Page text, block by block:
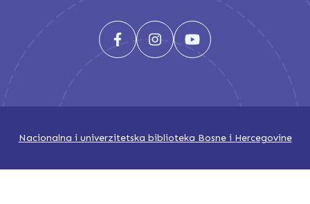
Nacionalna i univerzitetska biblioteka Bosne i Hercegovine